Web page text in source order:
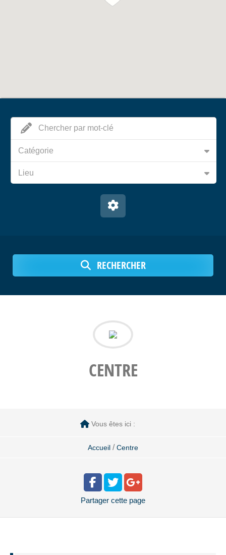
Catégorie
Lieu
RECHERCHER
CENTRE
Vous êtes ici :
Accueil / Centre
Partager cette page